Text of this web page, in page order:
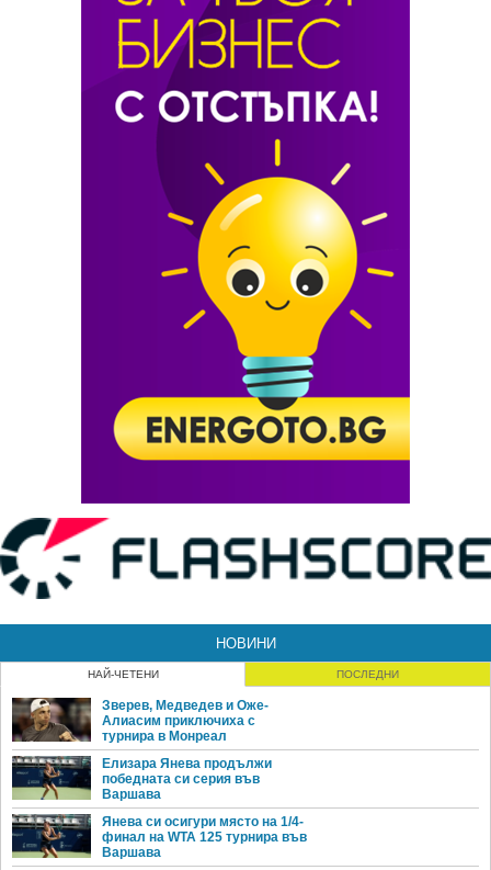
НОВИНИ
НАЙ-ЧЕТЕНИ ПОСЛЕДНИ
Зверев, Медведев и Оже-
Алиасим приключиха с
турнира в Монреал
Елизара Янева продължи
победната си серия във
Варшава
Янева си осигури място на 1/4-
финал на WTA 125 турнира във
Варшава